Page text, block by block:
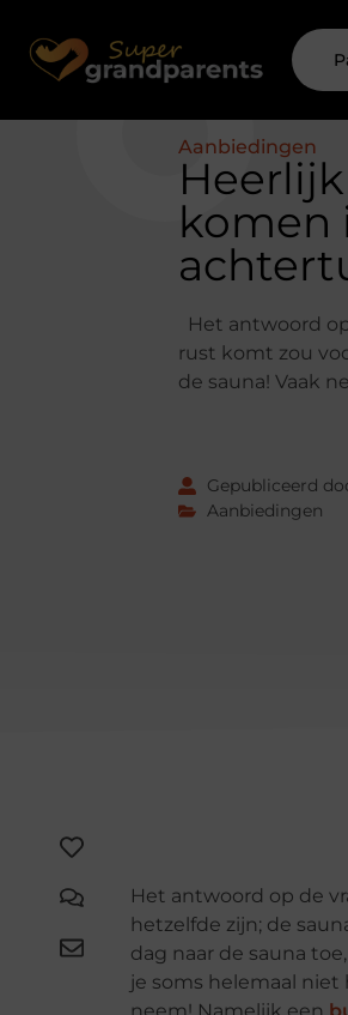
Aanbiedingen
komen
Het antwoord
rust komt zou
de sauna! Vaak
Gepubliceerd
Aanbiedingen
Het antwoord op de
hetzelfde zijn; de
dag naar de sauna
je soms helemaal